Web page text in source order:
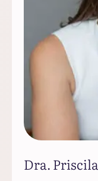
Dra. Priscila